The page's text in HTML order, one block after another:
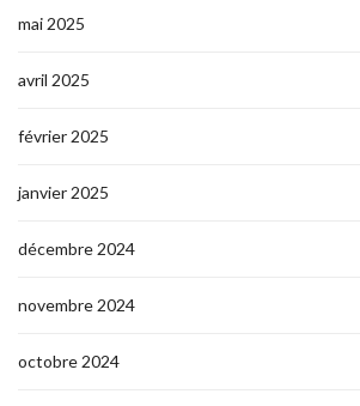
mai 2025
avril 2025
février 2025
janvier 2025
décembre 2024
novembre 2024
octobre 2024